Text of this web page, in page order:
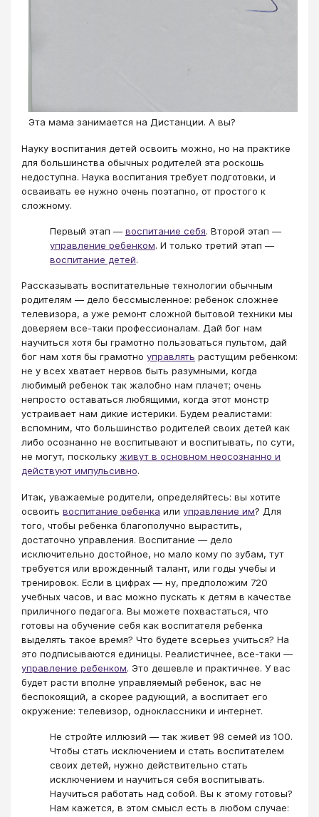
Эта мама занимается на Дистанции. А вы?
Науку воспитания детей освоить можно, но на практике
для большинства обычных родителей эта роскошь
недоступна. Наука воспитания требует подготовки, и
осваивать ее нужно очень поэтапно, от простого к
сложному.
Первый этап —воспитание себя. Второй этап —
управление ребенком. И только третий этап —
воспитание детей.
Рассказывать воспитательные технологии обычным
родителям — дело бессмысленное: ребенок сложнее
телевизора, а уже ремонт сложной бытовой техники мы
доверяем все-таки профессионалам. Дай бог нам
научиться хотя бы грамотно пользоваться пультом, дай
бог нам хотя бы грамотно управлять растущим ребенком:
не у всех хватает нервов быть разумными, когда
любимый ребенок так жалобно нам плачет; очень
непросто оставаться любящими, когда этот монстр
устраивает нам дикие истерики. Будем реалистами:
вспомним, что большинство родителей своих детей как
либо осознанно не воспитывают и воспитывать, по сути,
не могут, поскольку живут в основном неосознанно и
действуют импульсивно.
Итак, уважаемые родители, определяйтесь: вы хотите
освоить воспитание ребенка или управление им? Для
того, чтобы ребенка благополучно вырастить,
достаточно управления. Воспитание — дело
исключительно достойное, но мало кому по зубам, тут
требуется или врожденный талант, или годы учебы и
тренировок. Если в цифрах — ну, предположим 720
учебных часов, и вас можно пускать к детям в качестве
приличного педагога. Вы можете похвастаться, что
готовы на обучение себя как воспитателя ребенка
выделять такое время? Что будете всерьез учиться? На
это подписываются единицы. Реалистичнее, все-таки —
управление ребенком. Это дешевле и практичнее. У вас
будет расти вполне управляемый ребенок, вас не
беспокоящий, а скорее радующий, а воспитает его
окружение: телевизор, одноклассники и интернет.
Не стройте иллюзий — так живет 98 семей из 100.
Чтобы стать исключением и стать воспитателем
своих детей, нужно действительно стать
исключением и научиться себя воспитывать.
Научиться работать над собой. Вы к этому готовы?
Нам кажется, в этом смысл есть в любом случае: